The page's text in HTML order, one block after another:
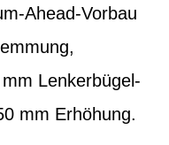
Ahead-Vorbau
Lenkerbügel-
mm Erhöhung.